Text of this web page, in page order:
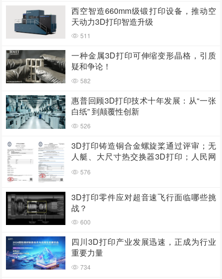
西空智造660mm级锻打印设备，推动空
天动力3D打印智造升级
511
一种金属3D打印可伸缩变形晶格，引质
疑和争论！
582
惠普回顾3D打印技术十年发展：从“一张
白纸” 到颠覆性创新
526
3D打印铸造铜合金螺旋桨通过评审；无
人艇、大尺寸热交换器3D打印；人民网
报道两家3D打印企业
576
3D打印零件应对超音速飞行面临哪些挑
战？
600
四川3D打印产业发展迅速，正成为行业
重要力量
734